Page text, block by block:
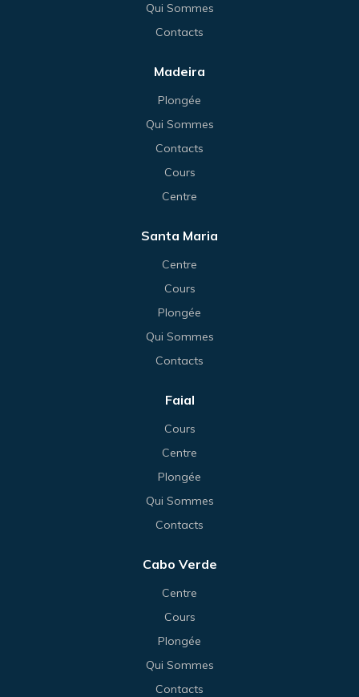
Qui Sommes
Contacts
Madeira
Plongée
Qui Sommes
Contacts
Cours
Centre
Santa Maria
Centre
Cours
Plongée
Qui Sommes
Contacts
Faial
Cours
Centre
Plongée
Qui Sommes
Contacts
Cabo Verde
Centre
Cours
Plongée
Qui Sommes
Contacts